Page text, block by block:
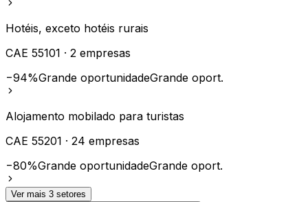
Hotéis, exceto hotéis rurais
CAE 55101 · 2 empresas
−94%Grande oportunidadeGrande oport.
Alojamento mobilado para turistas
CAE 55201 · 24 empresas
−80%Grande oportunidadeGrande oport.
Ver mais 3 setores